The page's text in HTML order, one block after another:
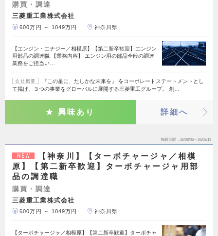
購買・調達
三菱重工業株式会社
600万円 ～ 1049万円 神奈川県
【エンジン・エナジー／相模原】【第二新卒歓迎】エンジン
用部品の調達職 【業務内容】 エンジン用の部品全般の調達
業務をご担当い…
会社概要
『この星に、たしかな未来を』 をコーポレートステートメントとし
て掲げ、３つの事業をグローバルに展開する三菱重工グループ。 創…
興味あり 詳細へ
掲載期間 26/08/06～26/08/19
NEW
【神奈川】【ターボチャージャ／相模
原】【第二新卒歓迎】ターボチャージャ用部
品の調達職
購買・調達
三菱重工業株式会社
600万円 ～ 1049万円 神奈川県
【ターボチャージャ／相模原】【第二新卒歓迎】ターボチャ